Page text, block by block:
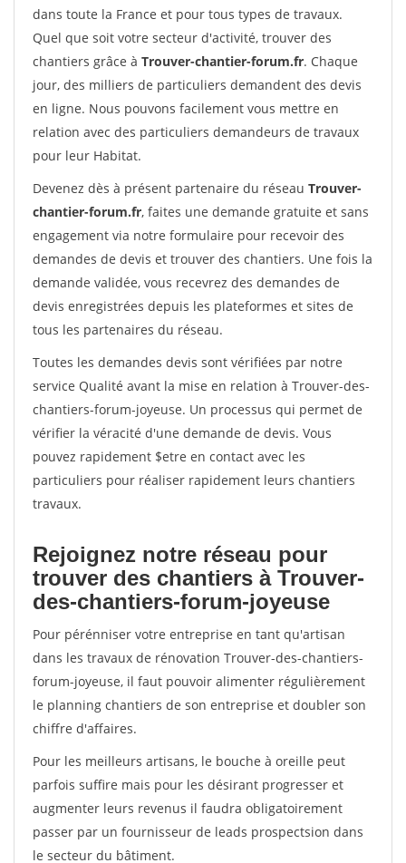
dans toute la France et pour tous types de travaux.
Quel que soit votre secteur d'activité, trouver des
chantiers grâce à Trouver-chantier-forum.fr. Chaque
jour, des milliers de particuliers demandent des devis
en ligne. Nous pouvons facilement vous mettre en
relation avec des particuliers demandeurs de travaux
pour leur Habitat.
Devenez dès à présent partenaire du réseau Trouver-
chantier-forum.fr, faites une demande gratuite et sans
engagement via notre formulaire pour recevoir des
demandes de devis et trouver des chantiers. Une fois la
demande validée, vous recevrez des demandes de
devis enregistrées depuis les plateformes et sites de
tous les partenaires du réseau.
Toutes les demandes devis sont vérifiées par notre
service Qualité avant la mise en relation à Trouver-des-
chantiers-forum-joyeuse. Un processus qui permet de
vérifier la véracité d'une demande de devis. Vous
pouvez rapidement $etre en contact avec les
particuliers pour réaliser rapidement leurs chantiers
travaux.
Rejoignez notre réseau pour
trouver des chantiers à Trouver-
des-chantiers-forum-joyeuse
Pour pérénniser votre entreprise en tant qu'artisan
dans les travaux de rénovation Trouver-des-chantiers-
forum-joyeuse, il faut pouvoir alimenter régulièrement
le planning chantiers de son entreprise et doubler son
chiffre d'affaires.
Pour les meilleurs artisans, le bouche à oreille peut
parfois suffire mais pour les désirant progresser et
augmenter leurs revenus il faudra obligatoirement
passer par un fournisseur de leads prospectsion dans
le secteur du bâtiment.